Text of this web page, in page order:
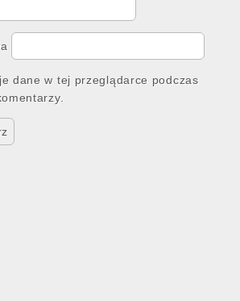
dane w tej przeglądarce podczas